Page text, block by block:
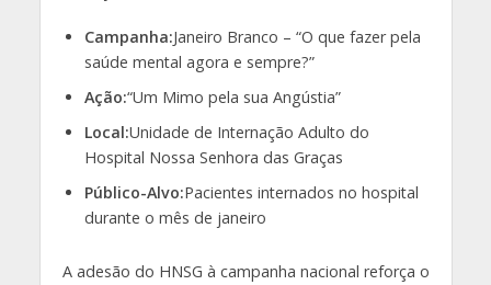
Campanha:Janeiro Branco – “O que fazer pela
saúde mental agora e sempre?”
Ação:“Um Mimo pela sua Angústia”
Local:Unidade de Internação Adulto do
Hospital Nossa Senhora das Graças
Público-Alvo:Pacientes internados no hospital
durante o mês de janeiro
A adesão do HNSG à campanha nacional reforça o